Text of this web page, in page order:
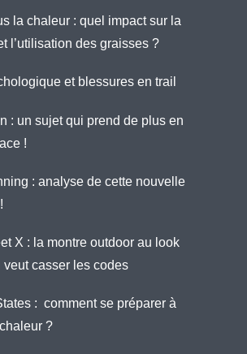
la chaleur : quel impact sur la
l’utilisation des graisses ?
et blessures en trail
: un sujet qui prend de plus en
!
: analyse de cette nouvelle
X : la montre outdoor au look
veut casser les codes
: comment se préparer à
chaleur ?